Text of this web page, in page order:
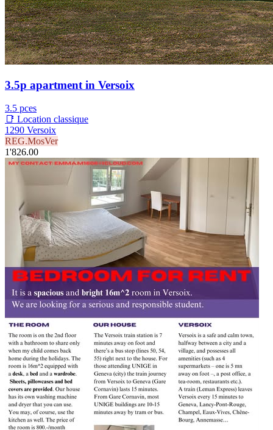
3.5p apartment in Versoix
3.5 pces
📑 Location classique
1290 Versoix
REG.MosVer
1'826.00